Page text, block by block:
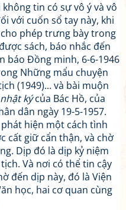
tin có sự vô ý và vô
với cuốn sổ tay này, khi
phép trưng bày trong
sách, báo nhắc đến
báo Đồng minh, 6-6-1946
Những mẩu chuyện
(1949)... và bài muộn
kýcủa Bác Hồ, của
dân ngày 19-5-1957.
hiện một cách tình
cất giữ cẩn thận, và chờ
Dịp đó là dịp kỷ niệm
Và nơi có thể tin cậy
đến dịp này, đó là Viện
học, hai cơ quan cùng